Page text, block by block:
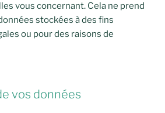
vous concernant. Cela ne prend
stockées à des fins
ou pour des raisons de
vos données